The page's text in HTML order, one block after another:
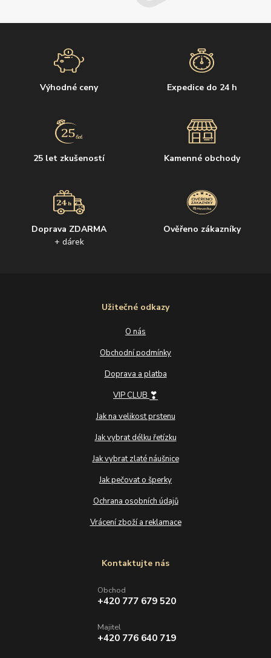
Výhodné ceny Expedice do 24 h
25 let zkušeností Kamenné obchody
Doprava ZDARMA
+ dárek
Ověřeno zákazníky
Užitečné odkazy
O nás
Obchodní podmínky
Doprava a platba
VIP CLUB ❣
Jak na velikost prstenu
Jak vybrat délku řetízku
Jak vybrat zlaté náušnice
Jak pečovat o šperky
Ochrana osobních údajů
Vrácení zboží a reklamace
Kontaktujte nás
Obchod
+420 777 679 520
Majitel
+420 776 640 719